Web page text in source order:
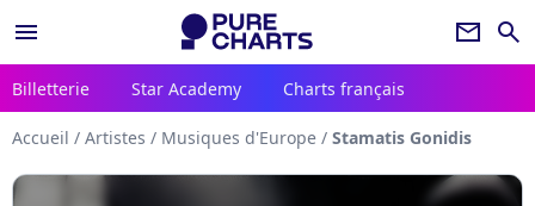
menu newsletter search
Billetterie Star Academy Charts français
Accueil / Artistes / Musiques d'Europe / Stamatis Gonidis